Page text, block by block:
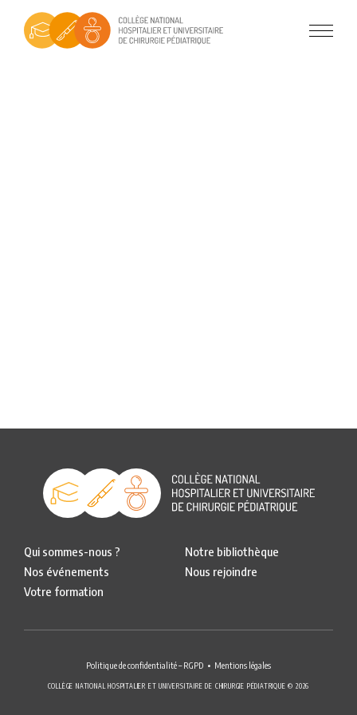
Qui sommes-nous ?
Nos événements
Votre formation
Notre bibliothèque
Nous rejoindre
Politique de confidentialité – RGPD Mentions légales
COLLÈGE NATIONAL HOSPITALIER ET UNIVERSITAIRE DE CHIRURGIE PÉDIATRIQUE © 2026